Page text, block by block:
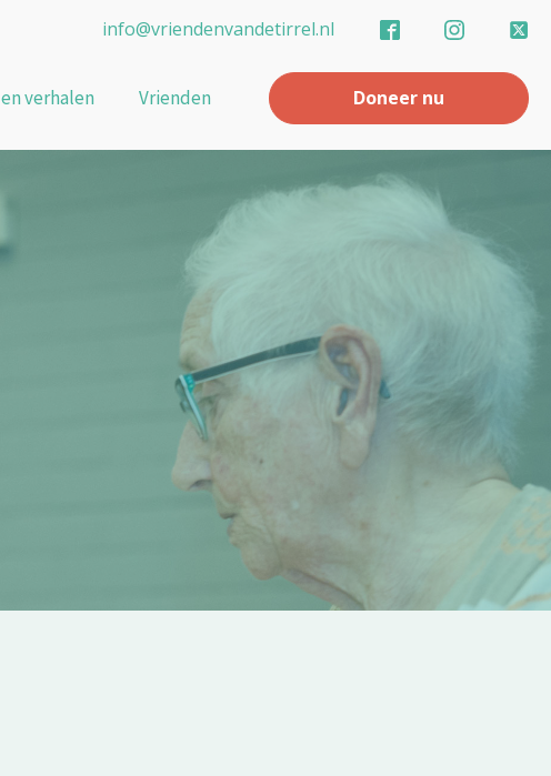
info@vriendenvandetirrel.nl
verhalen Vrienden Doneer nu